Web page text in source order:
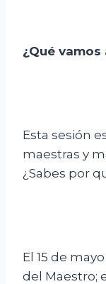
¿Qué
Esta sesión
maestras y
¿Sabes por
El 15 de
del Maestro;